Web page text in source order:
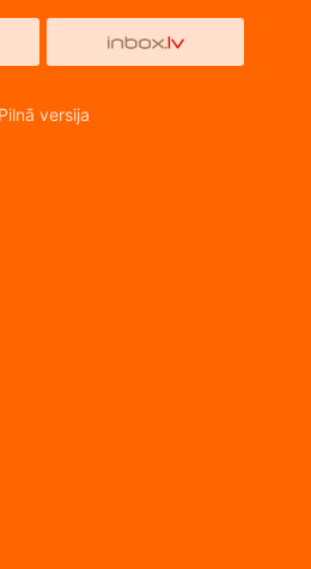
Pilnā versija